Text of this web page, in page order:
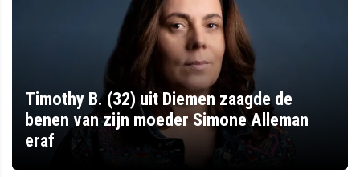
Timothy B. (32) uit Diemen zaagde de
benen van zijn moeder Simone Alleman
eraf